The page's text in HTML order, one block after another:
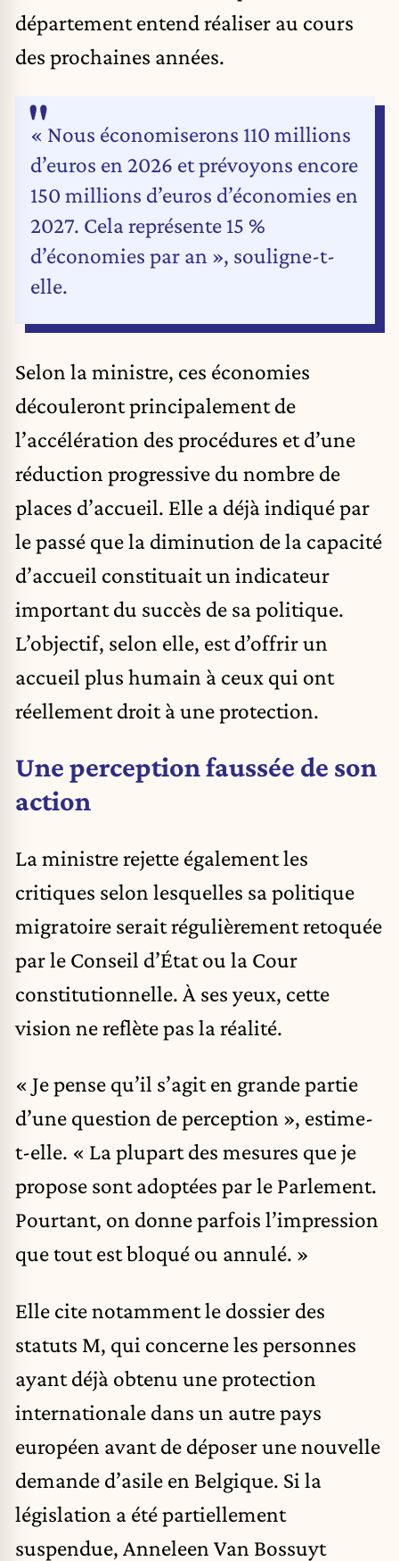
département entend réaliser au cours
des prochaines années.
« Nous économiserons 110 millions
d’euros en 2026 et prévoyons encore
150 millions d’euros d’économies en
2027. Cela représente 15 %
d’économies par an », souligne-t-
elle.
Selon la ministre, ces économies
découleront principalement de
l’accélération des procédures et d’une
réduction progressive du nombre de
places d’accueil. Elle a déjà indiqué par
le passé que la diminution de la capacité
d’accueil constituait un indicateur
important du succès de sa politique.
L’objectif, selon elle, est d’offrir un
accueil plus humain à ceux qui ont
réellement droit à une protection.
Une perception faussée de son
action
La ministre rejette également les
critiques selon lesquelles sa politique
migratoire serait régulièrement retoquée
par le Conseil d’État ou la Cour
constitutionnelle. À ses yeux, cette
vision ne reflète pas la réalité.
« Je pense qu’il s’agit en grande partie
d’une question de perception », estime-
t-elle. « La plupart des mesures que je
propose sont adoptées par le Parlement.
Pourtant, on donne parfois l’impression
que tout est bloqué ou annulé. »
Elle cite notamment le dossier des
statuts M, qui concerne les personnes
ayant déjà obtenu une protection
internationale dans un autre pays
européen avant de déposer une nouvelle
demande d’asile en Belgique. Si la
législation a été partiellement
suspendue, Anneleen Van Bossuyt